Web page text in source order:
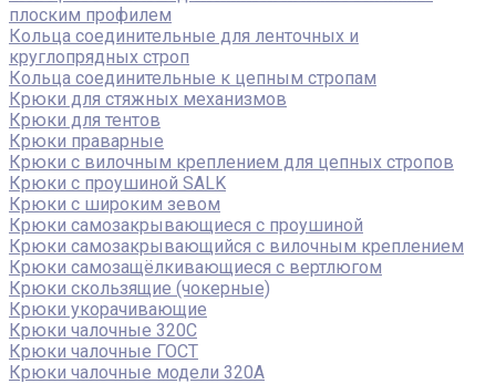
плоским профилем
Кольца соединительные для ленточных и
круглопрядных строп
Кольца соединительные к цепным стропам
Крюки для стяжных механизмов
Крюки для тентов
Крюки праварные
Крюки с вилочным креплением для цепных стропов
Крюки с проушиной SALK
Крюки с широким зевом
Крюки самозакрывающиеся с проушиной
Крюки самозакрывающийся с вилочным креплением
Крюки самозащёлкивающиеся с вертлюгом
Крюки скользящие (чокерные)
Крюки укорачивающие
Крюки чалочные 320C
Крюки чалочные ГОСТ
Крюки чалочные модели 320А